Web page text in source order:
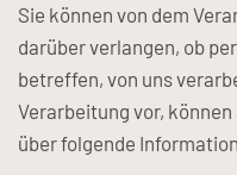
Sie können von dem
darüber verlangen, ob
betreffen, von uns
Verarbeitung vor,
über folgende